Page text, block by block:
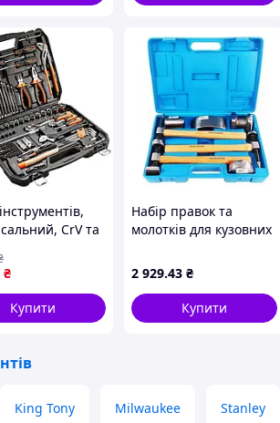
(ударний, безщітковий)
інструмент для свердління
CrV та
₴
Купити
Набір правок та
молотків для кузовних
2 929.43 ₴
Купити
King Tony Milwaukee Stanley